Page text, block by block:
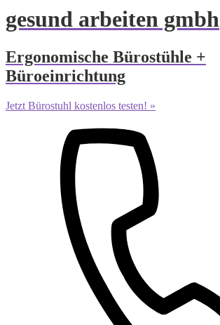
gesund arbeiten gmbh
Ergonomische Bürostühle +
Büroeinrichtung
Jetzt Bürostuhl kostenlos testen! »